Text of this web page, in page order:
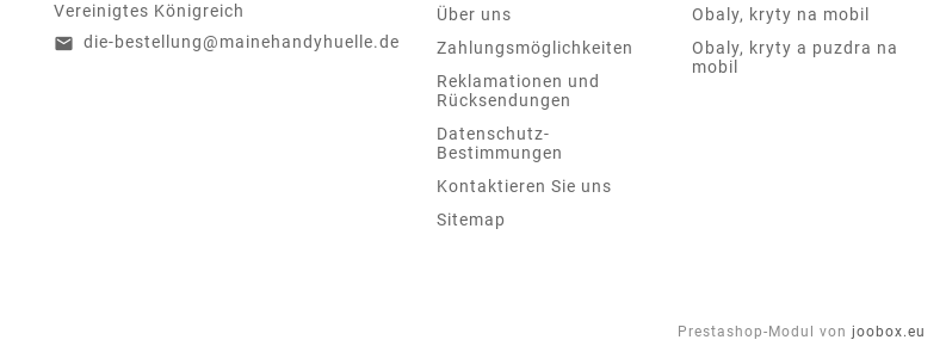
Vereinigtes Königreich
email die-bestellung@mainehandyhuelle.de
Über uns
Zahlungsmöglichkeiten
Reklamationen und
Rücksendungen
Datenschutz-
Bestimmungen
Kontaktieren Sie uns
Sitemap
Obaly, kryty na mobil
Obaly, kryty a puzdra na
mobil
Prestashop-Modul von joobox.eu